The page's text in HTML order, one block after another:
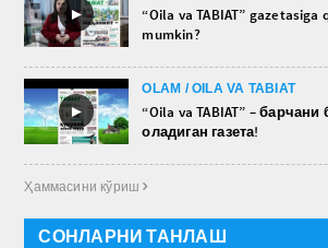
►
“Oila va TABIAT” gazetasiga
mumkin?
►
OLAM / OILA VA TABIAT
“Oila va TABIAT” –
оладиган газета!
Ҳаммасини кўриш 
СОНЛАРНИ ТАНЛАШ